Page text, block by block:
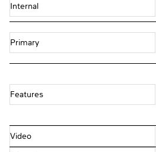
Internal
Primary
Features
Video